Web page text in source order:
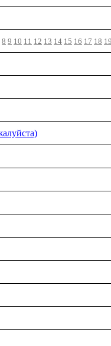
8 9 10 11 12 13 14 15 16 17 18 19